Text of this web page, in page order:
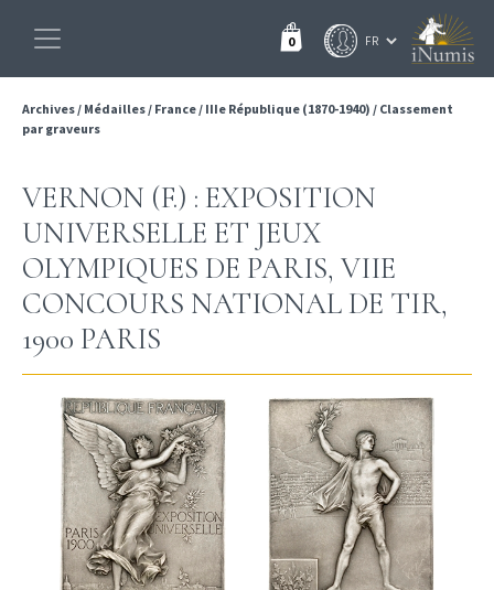
0
Archives/ Médailles/ France/ IIIe République (1870-1940) / Classement
par graveurs
VERNON (F.) : EXPOSITION
UNIVERSELLE ET JEUX
OLYMPIQUES DE PARIS, VIIE
CONCOURS NATIONAL DE TIR,
1900 PARIS